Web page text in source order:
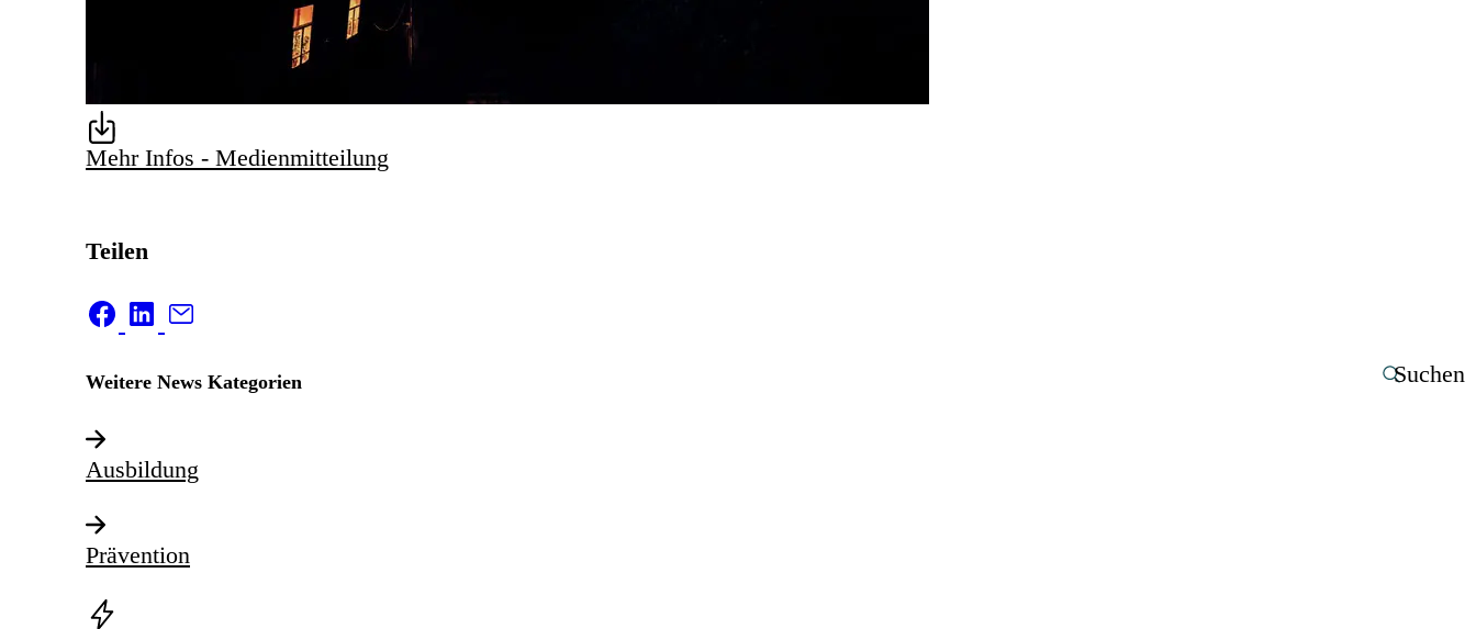
Suchen
Mehr Infos - Medienmitteilung
Teilen
Weitere News Kategorien
Ausbildung
Prävention